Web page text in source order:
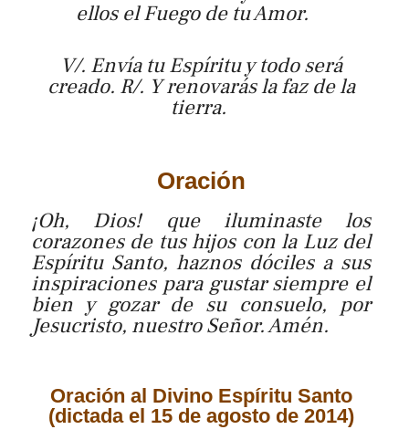
ellos el Fuego de tu Amor.
V/. Envía tu Espíritu y todo será
creado. R/. Y renovarás la faz de la
tierra.
Oración
¡Oh, Dios! que iluminaste los
corazones de tus hijos con la Luz del
Espíritu Santo, haznos dóciles a sus
inspiraciones para gustar siempre el
bien y gozar de su consuelo, por
Jesucristo, nuestro Señor. Amén.
Oración al Divino Espíritu Santo
(dictada el 15 de agosto de 2014)